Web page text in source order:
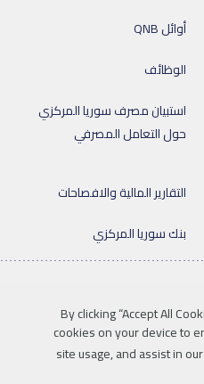
By clicking “Accept All
cookies on your device to
site usage, and assist in
أوائل QNB
الوظائف
استبيان مصرف سوريا المركزي
حول التعامل المصرفي
التقارير المالية والافصاحات
بنك سوريا المركزي
Linkedin